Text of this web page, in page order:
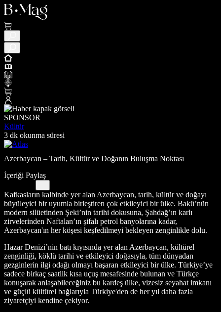
SPONSOR
Kültür
3 dk okunma süresi
Azerbaycan – Tarih, Kültür ve Doğanın Buluşma Noktası
İçeriği Paylaş
Kafkasların kalbinde yer alan Azerbaycan, tarih, kültür ve doğayı
büyüleyici bir uyumla birleştiren çok etkileyici bir ülke. Bakü’nün
modern silüetinden Şeki’nin tarihi dokusuna, Şahdağ’ın karlı
zirvelerinden Naftalan’ın şifalı petrol banyolarına kadar,
Azerbaycan'ın her köşesi keşfedilmeyi bekleyen zenginlikle dolu.
Hazar Denizi’nin batı kıyısında yer alan Azerbaycan, kültürel
zenginliği, köklü tarihi ve etkileyici doğasıyla, tüm dünyadan
gezginlerin ilgi odağı olmayı başaran etkileyici bir ülke. Türkiye’ye
sadece birkaç saatlik kısa uçuş mesafesinde bulunan ve Türkçe
konuşarak anlaşabileceğiniz bu kardeş ülke, vizesiz seyahat imkanı
ve güçlü kültürel bağlarıyla Türkiye'den de her yıl daha fazla
ziyaretçiyi kendine çekiyor.